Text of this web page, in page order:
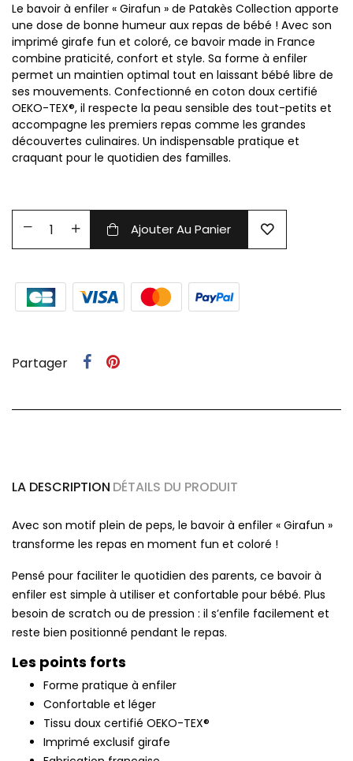
Le bavoir à enfiler « Girafun » de Patakès Collection apporte
une dose de bonne humeur aux repas de bébé ! Avec son
imprimé girafe fun et coloré, ce bavoir made in France
combine praticité, confort et style. Sa forme à enfiler
permet un maintien optimal tout en laissant bébé libre de
ses mouvements. Confectionné en coton doux certifié
OEKO-TEX®, il respecte la peau sensible des tout-petits et
accompagne les premiers repas comme les grandes
découvertes culinaires. Un indispensable pratique et
craquant pour le quotidien des familles.
Ajouter Au Panier
Partager
LA DESCRIPTION DÉTAILS DU PRODUIT
Avec son motif plein de peps, le bavoir à enfiler « Girafun »
transforme les repas en moment fun et coloré !
Pensé pour faciliter le quotidien des parents, ce bavoir à
enfiler est simple à utiliser et confortable pour bébé. Plus
besoin de scratch ou de pression : il s’enfile facilement et
reste bien positionné pendant le repas.
Les points forts
Forme pratique à enfiler
Confortable et léger
Tissu doux certifié OEKO-TEX®
Imprimé exclusif girafe